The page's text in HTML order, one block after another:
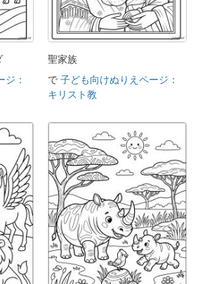
ジ：
聖家族
で 子ども向けぬりえページ：
キリスト教